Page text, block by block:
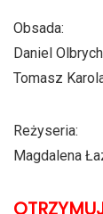
Obsada:
Daniel
Tomasz
Reżyseria:
Magdalena